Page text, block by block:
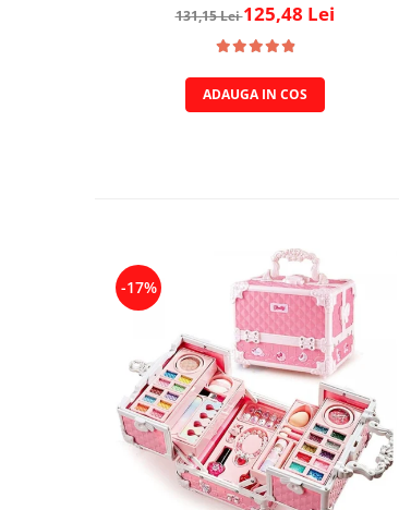
131,15 Lei125,48 Lei
ADAUGA IN COS
-17%